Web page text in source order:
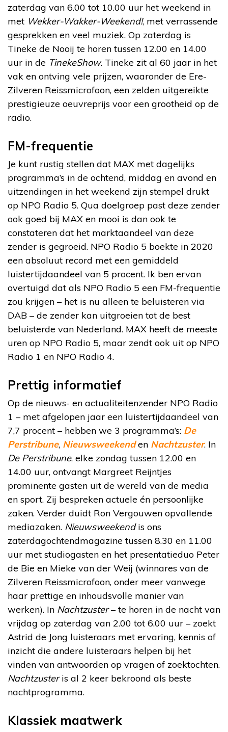
zaterdag van 6.00 tot 10.00 uur het weekend in
met Wekker-Wakker-Weekend!, met verrassende
gesprekken en veel muziek. Op zaterdag is
Tineke de Nooij te horen tussen 12.00 en 14.00
uur in de TinekeShow. Tineke zit al 60 jaar in het
vak en ontving vele prijzen, waaronder de Ere-
Zilveren Reissmicrofoon, een zelden uitgereikte
prestigieuze oeuvreprijs voor een grootheid op de
radio.
FM-frequentie
Je kunt rustig stellen dat MAX met dagelijks
programma’s in de ochtend, middag en avond en
uitzendingen in het weekend zijn stempel drukt
op NPO Radio 5. Qua doelgroep past deze zender
ook goed bij MAX en mooi is dan ook te
constateren dat het marktaandeel van deze
zender is gegroeid. NPO Radio 5 boekte in 2020
een absoluut record met een gemiddeld
luistertijdaandeel van 5 procent. Ik ben ervan
overtuigd dat als NPO Radio 5 een FM-frequentie
zou krijgen – het is nu alleen te beluisteren via
DAB – de zender kan uitgroeien tot de best
beluisterde van Nederland. MAX heeft de meeste
uren op NPO Radio 5, maar zendt ook uit op NPO
Radio 1 en NPO Radio 4.
Prettig informatief
Op de nieuws- en actualiteitenzender NPO Radio
1 – met afgelopen jaar een luistertijdaandeel van
7,7 procent – hebben we 3 programma’s: De
Perstribune, Nieuwsweekenden Nachtzuster. In
De Perstribune, elke zondag tussen 12.00 en
14.00 uur, ontvangt Margreet Reijntjes
prominente gasten uit de wereld van de media
en sport. Zij bespreken actuele én persoonlijke
zaken. Verder duidt Ron Vergouwen opvallende
mediazaken. Nieuwsweekendis ons
zaterdagochtendmagazine tussen 8.30 en 11.00
uur met studiogasten en het presentatieduo Peter
de Bie en Mieke van der Weij (winnares van de
Zilveren Reissmicrofoon, onder meer vanwege
haar prettige en inhoudsvolle manier van
werken). In Nachtzuster– te horen in de nacht van
vrijdag op zaterdag van 2.00 tot 6.00 uur – zoekt
Astrid de Jong luisteraars met ervaring, kennis of
inzicht die andere luisteraars helpen bij het
vinden van antwoorden op vragen of zoektochten.
Nachtzusteris al 2 keer bekroond als beste
nachtprogramma.
Klassiek maatwerk